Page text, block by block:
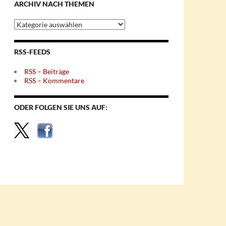
ARCHIV NACH THEMEN
Archiv
nach
Themen
RSS-FEEDS
RSS – Beiträge
RSS – Kommentare
ODER FOLGEN SIE UNS AUF: